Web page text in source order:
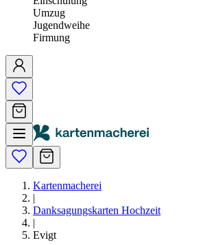
Umzug
Jugendweihe
Firmung
Kartenmacherei
|
Danksagungskarten Hochzeit
|
Evigt